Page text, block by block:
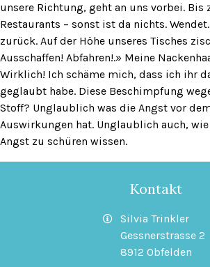
unsere Richtung, geht an uns vorbei. Bis
Restaurants – sonst ist da nichts.
zurück. Auf der Höhe unseres Tisches
Ausschaffen! Abfahren!.» Meine
Wirklich! Ich schäme mich, dass ich ihr
geglaubt habe. Diese Beschimpfung
Stoff? Unglaublich was die Angst vor
Auswirkungen hat. Unglaublich auch,
Angst zu schüren wissen.
Kontakt
Silvia Trinkler
Gessnerstrasse 2
8912 Obfelden